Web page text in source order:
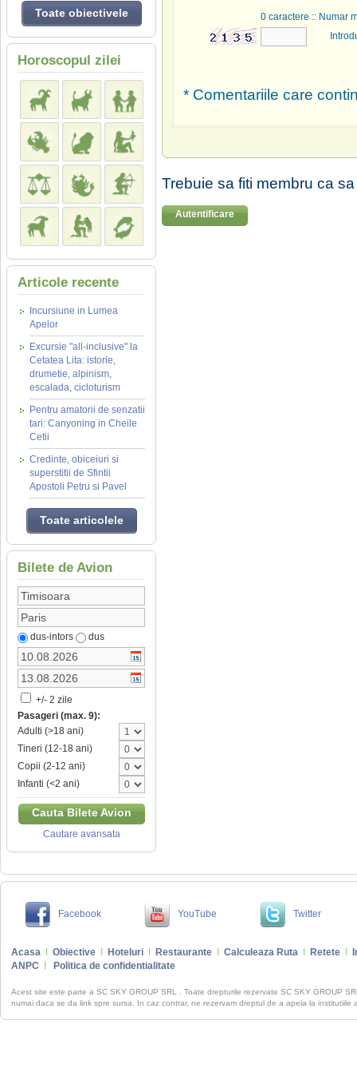
Toate obiectivele
Horoscopul zilei
Articole recente
Incursiune in Lumea
Apelor
Excursie "all-inclusive" la
Cetatea Lita: istorie,
drumetie, alpinism,
escalada, cicloturism
Pentru amatorii de senzatii
tari: Canyoning in Cheile
Cetii
Credinte, obiceiuri si
superstitii de Sfintii
Apostoli Petru si Pavel
Toate articolele
Bilete de Avion
dus-intors dus
+/- 2 zile
Pasageri (max. 9):
Adulti (>18 ani)
Tineri (12-18 ani)
Copii (2-12 ani)
Infanti (<2 ani)
Cauta Bilete Avion
Cautare avansata
0 caractere :: Numar
* Comentariile care
Trebuie sa fiti membru ca
Autentificare
Facebook YouTube Twitter
Acasa Obiective Hoteluri Restaurante Calculeaza Ruta Retete
ANPC
Politica de confidentialitate
Acest site este parte a SC SKY GROUP SRL . Toate drepturile rezervate SC SKY GROUP
numai daca se da link spre sursa. In caz contrar, ne rezervam dreptul de a apela la institutiile